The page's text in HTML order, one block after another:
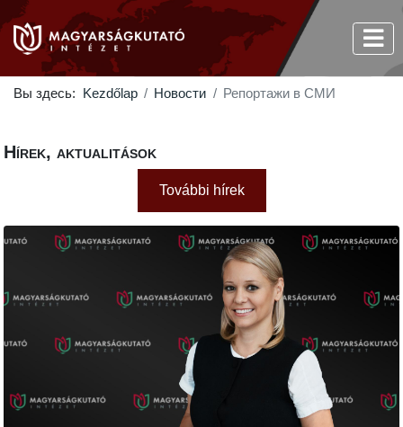
Вы здесь: Kezdőlap Новости Репортажи в СМИ
Hírek, aktualitások
További hírek